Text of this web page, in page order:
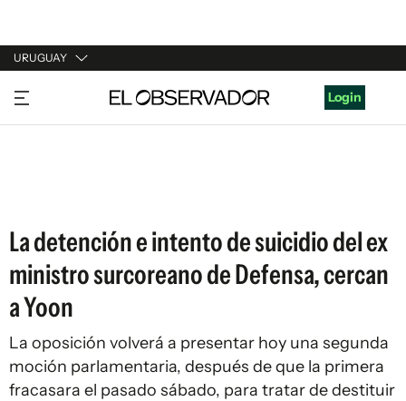
URUGUAY
URUGUAY
ARGENTINA
Login
La detención e intento de suicidio del ex
ministro surcoreano de Defensa, cercan
a Yoon
La oposición volverá a presentar hoy una segunda
moción parlamentaria, después de que la primera
fracasara el pasado sábado, para tratar de destituir